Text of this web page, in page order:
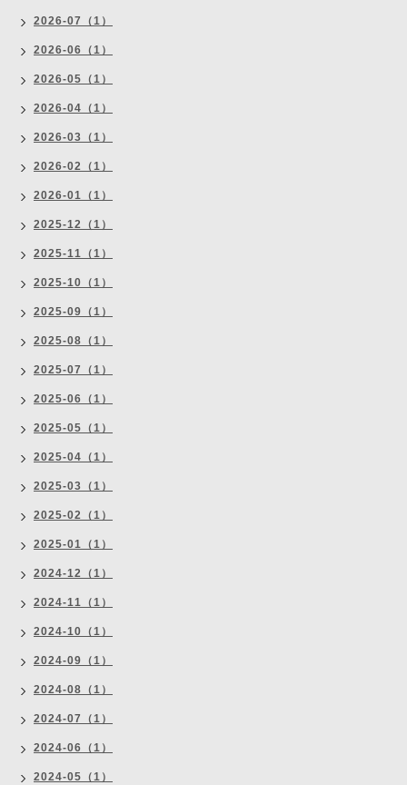
2026-07（1）
2026-06（1）
2026-05（1）
2026-04（1）
2026-03（1）
2026-02（1）
2026-01（1）
2025-12（1）
2025-11（1）
2025-10（1）
2025-09（1）
2025-08（1）
2025-07（1）
2025-06（1）
2025-05（1）
2025-04（1）
2025-03（1）
2025-02（1）
2025-01（1）
2024-12（1）
2024-11（1）
2024-10（1）
2024-09（1）
2024-08（1）
2024-07（1）
2024-06（1）
2024-05（1）